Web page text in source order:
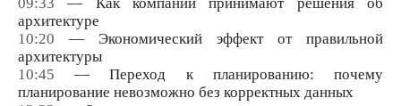
архитектуре
10:20 — Экономический эффект от правильной
архитектуры
10:45 — Переход к планированию: почему
планирование невозможно без корректных данных